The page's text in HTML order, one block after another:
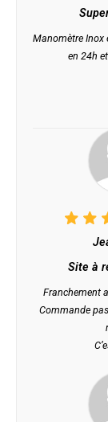
Manomètre Inox
en 24h
Site à
Franchement
Commande